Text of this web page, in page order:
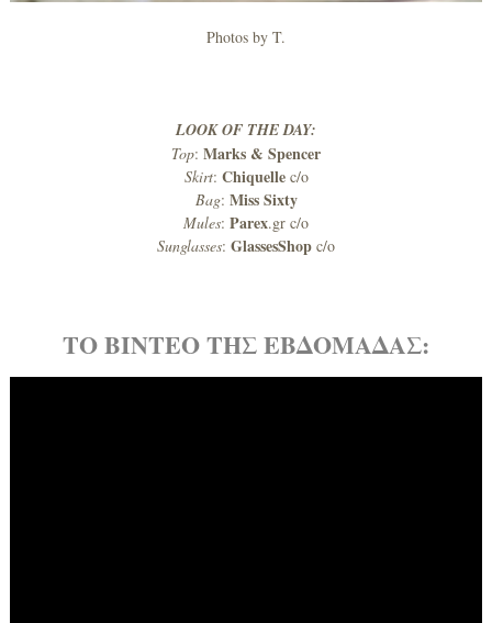
Photos by T.
LOOK OF THE DAY:
Top: Marks & Spencer
Skirt: Chiquellec/o
Bag: Miss Sixty
Mules: Parex.gr c/o
Sunglasses: GlassesShop c/o
ΤΟ ΒΙΝΤΕΟ ΤΗΣ ΕΒΔΟΜΑΔΑΣ: